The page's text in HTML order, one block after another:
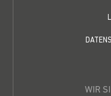
WIR